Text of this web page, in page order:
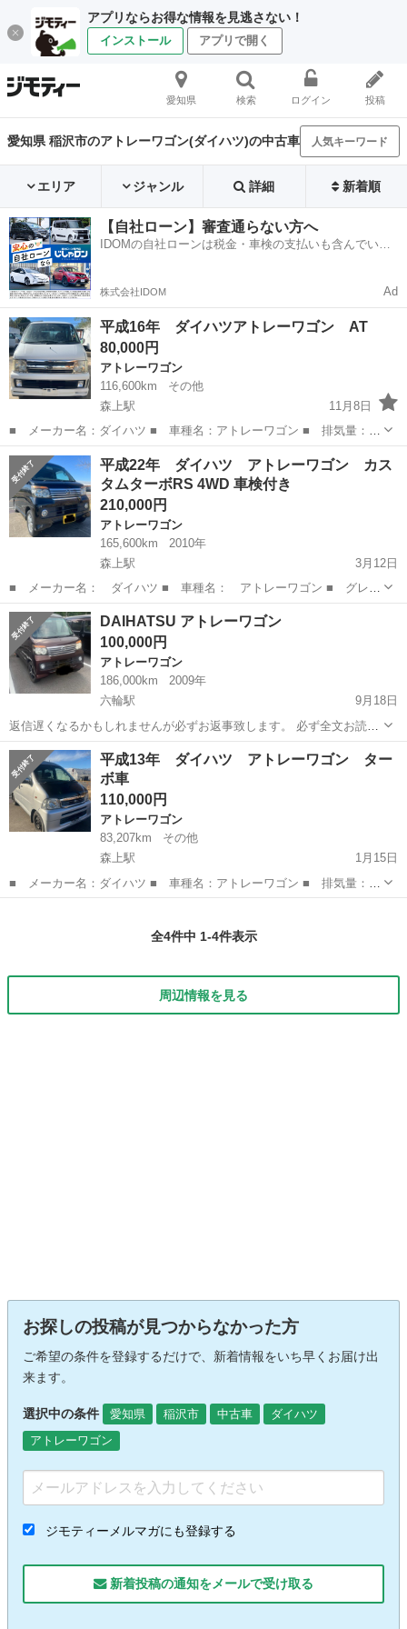
アプリならお得な情報を見逃さない！
インストール アプリで開く
愛知県 検索 ログイン 投稿
愛知県 稲沢市のアトレーワゴン(ダイハツ)の中古車 人気キーワード
エリア ジャンル 詳細 新着順
【自社ローン】審査通らない方へ
IDOMの自社ローンは税金・車検の支払いも含んでいる
株式会社IDOM Ad
平成16年 ダイハツアトレーワゴン AT
80,000円
アトレーワゴン
116,600km
その他
森上駅
11月8日
■ メーカー名：ダイハツ ■ 車種名：アトレーワゴン ■ 排気量：
660cc ■ ミッション： AT ■ 型式 : S220G ■ 年式（年）：2004
■ 走行距離：116,600km ■ 車検有無：無し ■ 色...
愛知 稲沢市 森上駅 アトレーワゴン ダイハツアトレー
平成22年 ダイハツ アトレーワゴン カス
タムターボRS 4WD 車検付き
210,000円
アトレーワゴン
165,600km
2010年
森上駅
3月12日
■ メーカー名： ダイハツ ■ 車種名： アトレーワゴン ■ グレー
ド： カスタムターボRSリミテッド ■ 排気量： 660cc ■ ミッシ
ョン： AT ■ 型式 : S331G ■ 年式（年）： 2010 ■ 走行距
離： ...
愛知 稲沢市 アトレーワゴン
DAIHATSU アトレーワゴン
100,000円
アトレーワゴン
186,000km
2009年
六輪駅
9月18日
返信遅くなるかもしれませんが必ずお返事致します。 必ず全文お読み
になりメッセージ下さい。 尚、車両引渡しは納車待ちの車が届いてか
らになります。 (10月上旬～中旬予定) ●メーカー:DAIHATSU ●車種:ア
トレーワゴン...
愛知 稲沢市 六輪駅 アトレーワゴン DAIHATSU
平成13年 ダイハツ アトレーワゴン ター
ボ車
110,000円
アトレーワゴン
83,207km
その他
森上駅
1月15日
■ メーカー名：ダイハツ ■ 車種名：アトレーワゴン ■ 排気量：
660cc ■ ミッション： AT ■ 型式 : S220G ■ 年式（年）：
全4件中 1-4件表示
周辺情報を見る
お探しの投稿が見つからなかった方
ご希望の条件を登録するだけで、新着情報をいち早くお届け出
来ます。
選択中の条件 愛知県 稲沢市 中古車
ダイハツ
アトレーワゴン
ジモティーメルマガにも登録する
新着投稿の通知をメールで受け取る